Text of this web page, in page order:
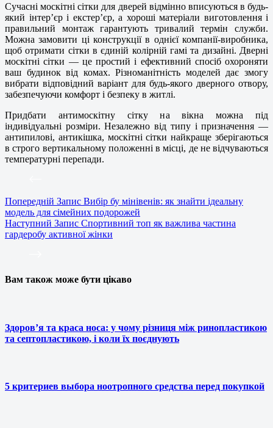
Сучасні москітні сітки для дверей відмінно вписуються в будь-
який інтер’єр і екстер’єр, а хороші матеріали виготовлення і
правильний монтаж гарантують тривалий термін служби.
Можна замовити ці конструкції в однієї компанії-виробника,
щоб отримати сітки в єдиній колірній гамі та дизайні. Дверні
москітні сітки — це простий і ефективний спосіб охороняти
ваш будинок від комах. Різноманітність моделей дає змогу
вибрати відповідний варіант для будь-якого дверного отвору,
забезпечуючи комфорт і безпеку в житлі.
Придбати антимоскітну сітку на вікна можна під
індивідуальні розміри. Незалежно від типу і призначення —
антипилові, антикішка, москітні сітки найкраще зберігаються
в строго вертикальному положенні в місці, де не відчуваються
температурні перепади.
Попередній Запис Вибір бу мінівенів: як знайти ідеальну
модель для сімейних подорожей
Наступний Запис Спортивний топ як важлива частина
гардеробу активної жінки
Вам також може бути цікаво
Здоров’я та краса носа: у чому різниця між ринопластикою
та септопластикою, і коли їх поєднують
5 критериев выбора ноотропного средства перед покупкой